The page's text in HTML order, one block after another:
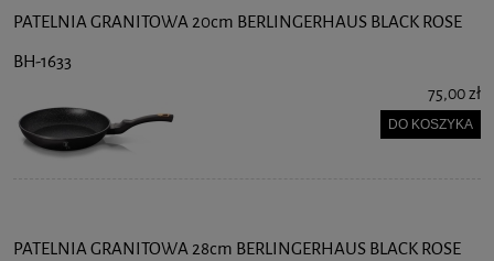
PATELNIA GRANITOWA 20cm BERLINGERHAUS BLACK ROSE
BH-1633
75,00 zł
DO KOSZYKA
PATELNIA GRANITOWA 28cm BERLINGERHAUS BLACK ROSE